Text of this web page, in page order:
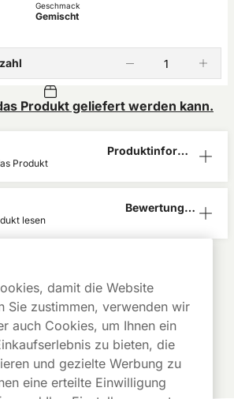
Geschmack
Gemischt
Produkt geliefert werden kann.
Produktinform
Produkt
Bewertunge
lesen
Gratis
Versand
ist nicht risikofrei und enthält Nikotin, eine
Substanz.
damit die Website
Sie zustimmen, verwenden wir
auch Cookies, um Ihnen ein
zu bieten, die
und gezielte Werbung zu
eine erteilte Einwilligung